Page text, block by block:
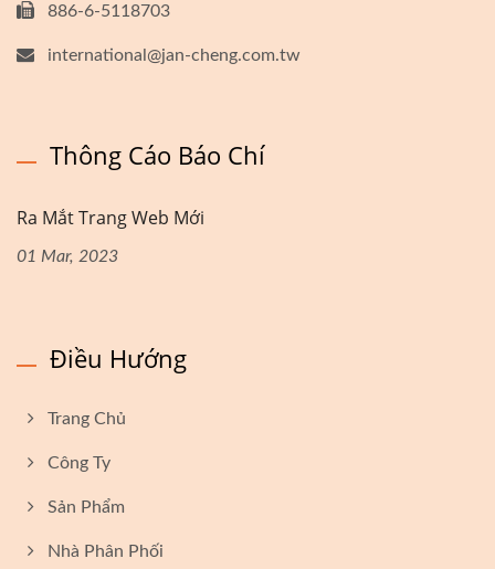
886-6-5118703
international@jan-cheng.com.tw
Thông Cáo Báo Chí
Ra Mắt Trang Web Mới
01 Mar, 2023
Điều Hướng
Trang Chủ
Công Ty
Sản Phẩm
Nhà Phân Phối